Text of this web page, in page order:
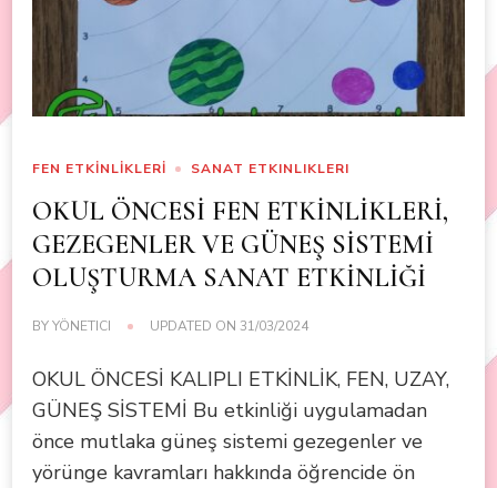
FEN ETKİNLİKLERİ SANAT ETKINLIKLERI
OKUL ÖNCESİ FEN ETKİNLİKLERİ,
GEZEGENLER VE GÜNEŞ SİSTEMİ
OLUŞTURMA SANAT ETKİNLİĞİ
BYYÖNETICI UPDATED ON 31/03/2024
OKUL ÖNCESİ KALIPLI ETKİNLİK, FEN, UZAY,
GÜNEŞ SİSTEMİ Bu etkinliği uygulamadan
önce mutlaka güneş sistemi gezegenler ve
yörünge kavramları hakkında öğrencide ön